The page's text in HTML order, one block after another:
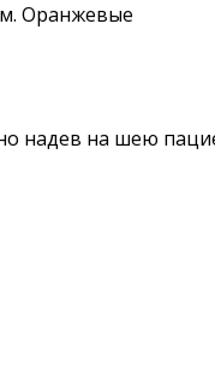
Оранжевые
надев на шею